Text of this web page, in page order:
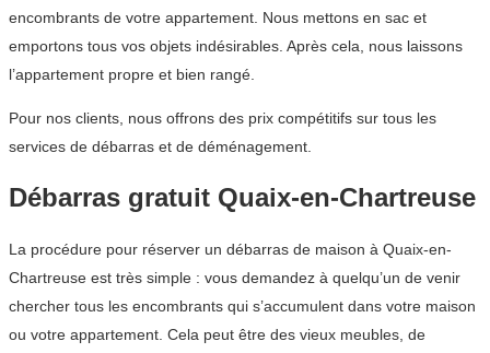
encombrants de votre appartement. Nous mettons en sac et
emportons tous vos objets indésirables. Après cela, nous laissons
l’appartement propre et bien rangé.
Pour nos clients, nous offrons des prix compétitifs sur tous les
services de débarras et de déménagement.
Débarras gratuit Quaix-en-Chartreuse
La procédure pour réserver un débarras de maison à Quaix-en-
Chartreuse est très simple : vous demandez à quelqu’un de venir
chercher tous les encombrants qui s’accumulent dans votre maison
ou votre appartement. Cela peut être des vieux meubles, de